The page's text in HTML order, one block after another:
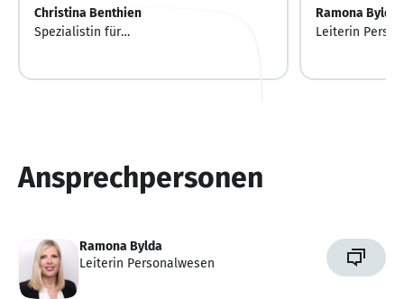
Christina Benthien
Spezialistin für
Ramona Bylda
Leiterin
Ansprechpersonen
Ramona Bylda
Leiterin Personalwesen